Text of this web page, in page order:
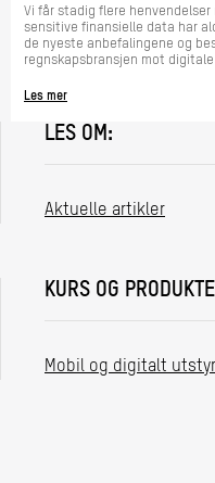
Vi får stadig flere
sensitive finansielle data har
de nyeste anbefalingene og
regnskapsbransjen mot
Les mer
LES OM:
Aktuelle artikler
KURS OG
Mobil og digitalt utstyr